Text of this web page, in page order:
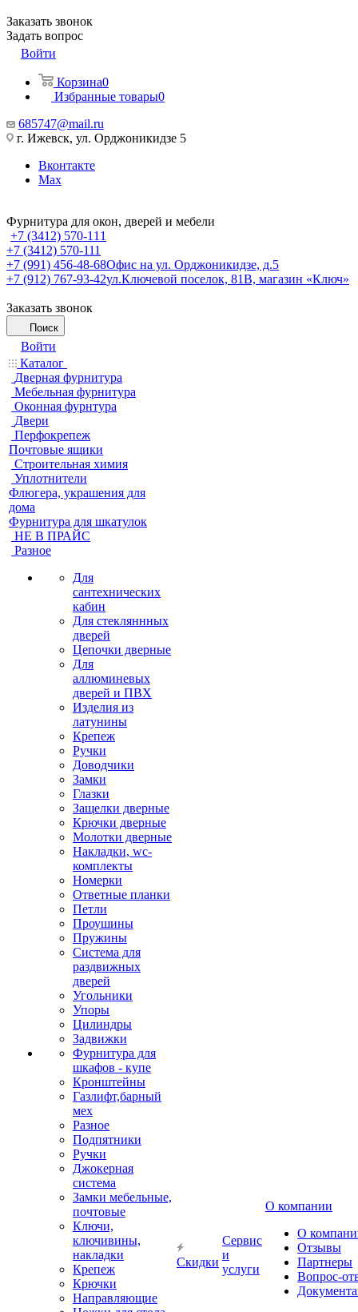
Заказать звонок
Задать вопрос
Войти
Корзина0
Избранные товары0
685747@mail.ru
г. Ижевск, ул. Орджоникидзе 5
Вконтакте
Max
Фурнитура для окон, дверей и мебели
+7 (3412) 570-111
+7 (3412) 570-111
+7 (991) 456-48-68Офис на ул. Орджоникидзе, д.5
+7 (912) 767-93-42ул.Ключевой поселок, 81В, магазин «Ключ»
Заказать звонок
Поиск
Войти
Каталог
Дверная фурнитура
Мебельная фурнитура
Оконная фурнтура
Двери
Перфокрепеж
Почтовые ящики
Строительная химия
Уплотнители
Флюгера, украшения для
дома
Фурнитура для шкатулок
НЕ В ПРАЙС
Разное
Для
сантехнических
кабин
Для стекляннных
дверей
Цепочки дверные
Для
аллюминевых
дверей и ПВХ
Изделия из
латунины
Крепеж
Ручки
Доводчики
Замки
Глазки
Защелки дверные
Крючки дверные
Молотки дверные
Накладки, wc-
комплекты
Номерки
Ответные планки
Петли
Проушины
Пружины
Система для
раздвижных
дверей
Угольники
Упоры
Цилиндры
Задвижки
Фурнитура для
шкафов - купе
Кронштейны
Газлифт,барный
мех
Разное
Подпятники
Ручки
Джокерная
система
Замки мебельные,
почтовые
Ключи,
ключивины,
накладки
Крепеж
Крючки
Направляющие
Скидки
Сервис
и
услуги
О компании
О
Отзывы
Партнеры
Вопрос-